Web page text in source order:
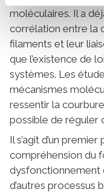
moléculaires. Il a
corrélation entre la
filaments et leur
que l’existence de
systèmes. Les
mécanismes
ressentir la
possible de réguler
Il s’agit d’un
compréhension du
dysfonctionnement
d’autres processus